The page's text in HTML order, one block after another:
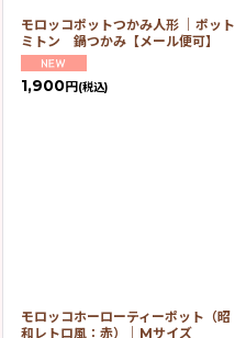
モロッコポットつかみ人形 ｜ポット
ミトン 鍋つかみ【メール便可】
1,900円(税込)
モロッコホーローティーポット（昭
和レトロ風：赤）｜Mサイズ